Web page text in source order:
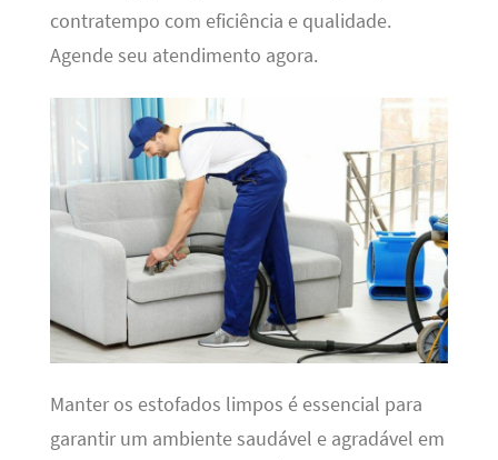
contratempo com eficiência e qualidade.
Agende seu atendimento agora.
Manter os estofados limpos é essencial para
garantir um ambiente saudável e agradável em